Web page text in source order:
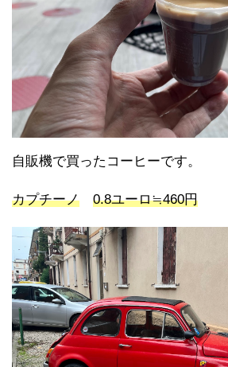
自販機で買ったコーヒーです。
カプチーノ 0.8ユーロ≒460円